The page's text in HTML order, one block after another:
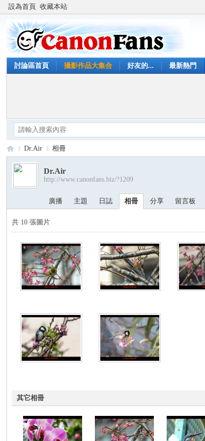
設為首頁 收藏本站
討論區首頁 攝影作品大集合 好友的... 最新熱門
Ca›
Dr.Air 相冊
Dr.Air
http://www.canonfans.biz/?1209
廣播 主題 日誌 相冊 分享 留言板
共 10 張圖片
其它相冊